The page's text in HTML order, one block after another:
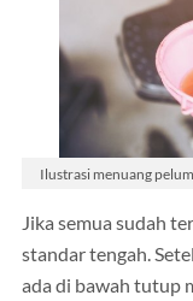
Ilustrasi menuang
Jika semua sudah
standar tengah.
ada di bawah tutup